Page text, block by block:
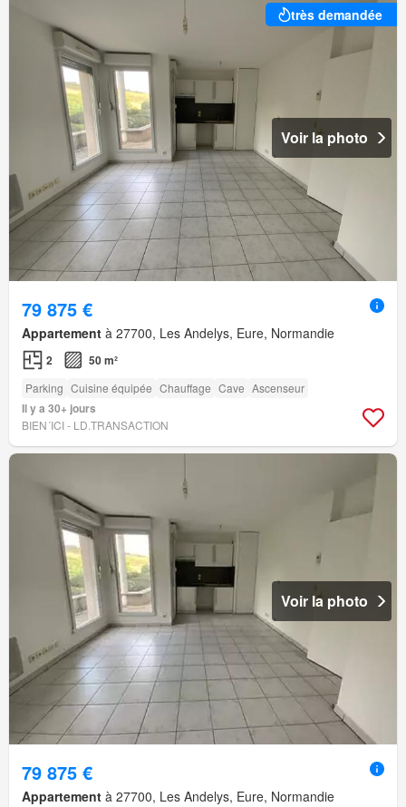
très demandée
Voir la photo
79 875 €
Appartement à 27700, Les Andelys, Eure, Normandie
2 50 m²
Parking Cuisine équipée Chauffage Cave Ascenseur
Il y a 30+ jours
BIEN´ICI - LD.TRANSACTION
Voir la photo
79 875 €
Appartement à 27700, Les Andelys, Eure, Normandie